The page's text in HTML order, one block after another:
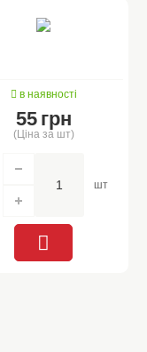
в наявності
55 грн
(Ціна за шт)
шт